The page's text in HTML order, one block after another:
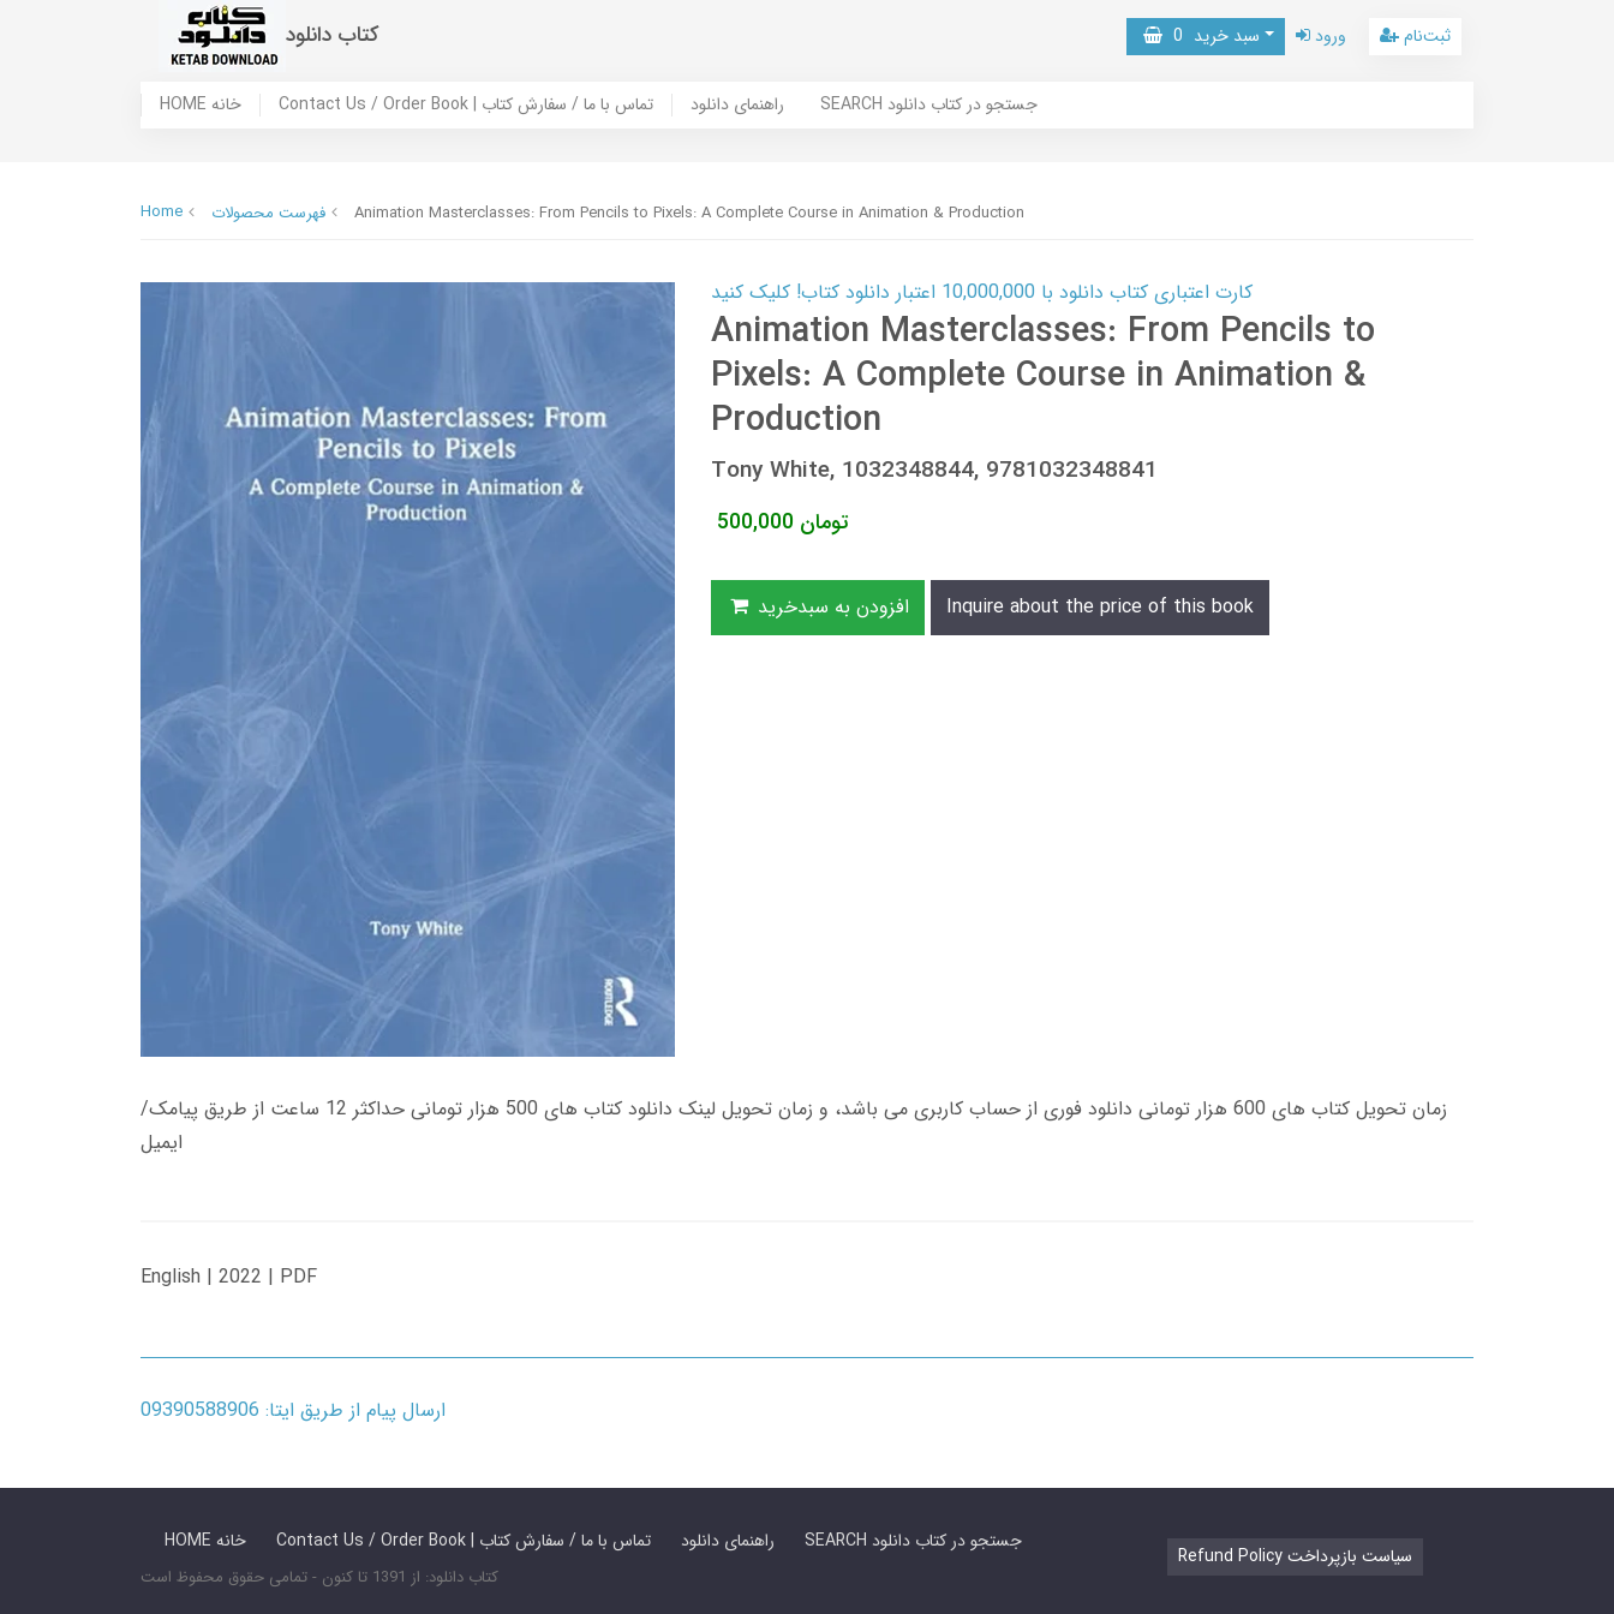
کتاب دانلود سبد خرید 0 ورود ثبت‌نام
HOME خانه Contact Us / Order Book | تماس با ما / سفارش کتاب راهنمای دانلود SEARCH جستجو در کتاب دانلود
Home فهرست محصولات Animation Masterclasses: From Pencils to Pixels: A Complete Course in Animation & Production
کارت اعتباری کتاب دانلود با 10,000,000 اعتبار دانلود کتاب! کلیک کنید
Animation Masterclasses: From Pencils to
Pixels: A Complete Course in Animation &
Production
Tony White, 1032348844, 9781032348841
500,000 تومان
افزودن به سبدخرید Inquire about the price of this book
زمان تحویل کتاب های 600 هزار تومانی دانلود فوری از حساب کاربری می باشد، و زمان تحویل لینک دانلود کتاب های 500 هزار تومانی حداکثر 12 ساعت از طریق پیامک/
ایمیل
English | 2022 | PDF
ارسال پیام از طریق ایتا: 09390588906
HOME خانه Contact Us / Order Book | تماس با ما / سفارش کتاب راهنمای دانلود SEARCH جستجو در کتاب دانلود
کتاب دانلود: از 1391 تا کنون - تمامی حقوق محفوظ است
Refund Policy سیاست بازپرداخت